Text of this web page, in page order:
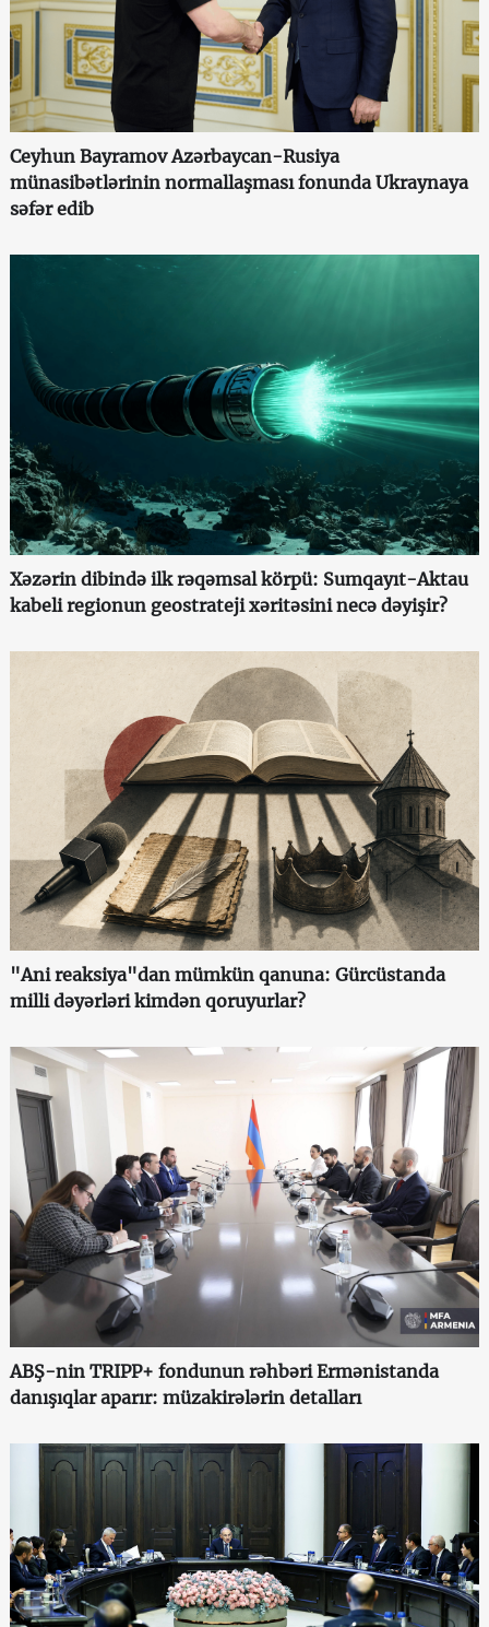
Ceyhun Bayramov Azərbaycan-Rusiya
münasibətlərinin normallaşması fonunda Ukraynaya
səfər edib
Xəzərin dibində ilk rəqəmsal körpü: Sumqayıt-Aktau
kabeli regionun geostrateji xəritəsini necə dəyişir?
"Ani reaksiya"dan mümkün qanuna: Gürcüstanda
milli dəyərləri kimdən qoruyurlar?
ABŞ-nin TRIPP+ fondunun rəhbəri Ermənistanda
danışıqlar aparır: müzakirələrin detalları